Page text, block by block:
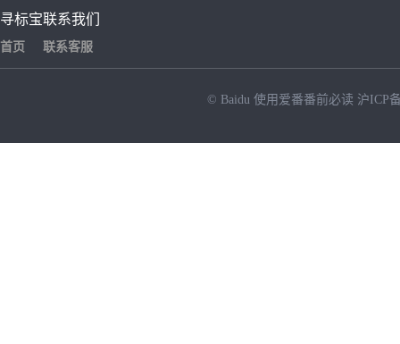
寻标宝
首页
联系我们
联系客服
© Baidu 使用爱番番前必读 沪ICP